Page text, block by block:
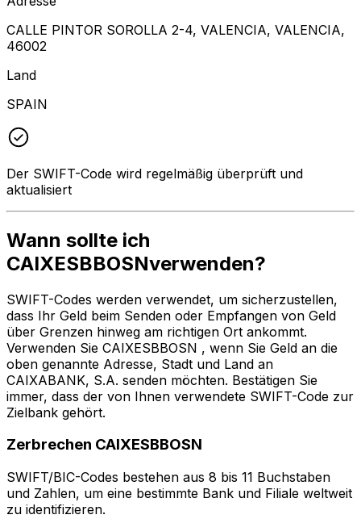
CALLE PINTOR SOROLLA 2-4, VALENCIA, VALENCIA,
46002
Land
SPAIN
Der SWIFT-Code wird regelmäßig überprüft und
aktualisiert
Wann sollte ich
CAIXESBBOSNverwenden?
SWIFT-Codes werden verwendet, um sicherzustellen,
dass Ihr Geld beim Senden oder Empfangen von Geld
über Grenzen hinweg am richtigen Ort ankommt.
Verwenden Sie CAIXESBBOSN , wenn Sie Geld an die
oben genannte Adresse, Stadt und Land an
CAIXABANK, S.A. senden möchten. Bestätigen Sie
immer, dass der von Ihnen verwendete SWIFT-Code zur
Zielbank gehört.
Zerbrechen CAIXESBBOSN
SWIFT/BIC-Codes bestehen aus 8 bis 11 Buchstaben
und Zahlen, um eine bestimmte Bank und Filiale weltweit
zu identifizieren.